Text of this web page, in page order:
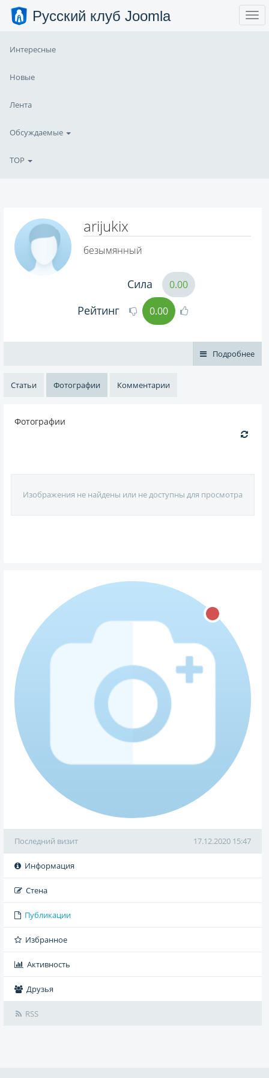
Русский клуб Joomla
Интересные
Новые
Лента
Обсуждаемые
TOP
arijukix
безымянный
Сила 0.00
Рейтинг 0.00
Подробнее
Статьи Фотографии Комментарии
Фотографии
Изображения не найдены или не доступны для просмотра
Последний визит 17.12.2020 15:47
Информация
Стена
Публикации
Избранное
Активность
Друзья
RSS